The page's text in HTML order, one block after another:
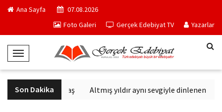
Ana Sayfa
07.08.2026
Foto Galeri
Gerçek Edebiyat TV Yazarlar
T
o
g
g
Son Dakika
Altıncı Nesil Savaş Altmış yıldır aynı sevgiyle dinlenen